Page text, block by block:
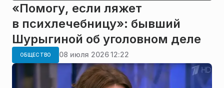
«Помогу, если ляжет
в психлечебницу»: бывший
Шурыгиной об уголовном деле
ОБЩЕСТВО 08 июля 2026 12:22